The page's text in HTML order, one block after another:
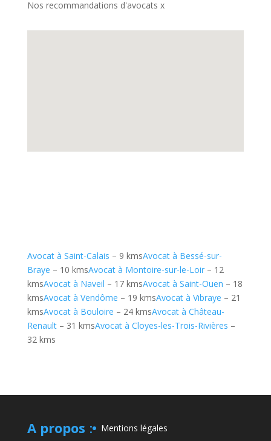
Nos recommandations d'avocats x
Avocat à Saint-Calais – 9 kmsAvocat à Bessé-sur-
Braye – 10 kmsAvocat à Montoire-sur-le-Loir– 12
kmsAvocat à Naveil – 17 kmsAvocat à Saint-Ouen – 18
kmsAvocat à Vendôme – 19 kmsAvocat à Vibraye – 21
kmsAvocat à Bouloire – 24 kmsAvocat à Château-
Renault– 31 kmsAvocat à Cloyes-les-Trois-Rivières –
32 kms
A propos :
Mentions légales